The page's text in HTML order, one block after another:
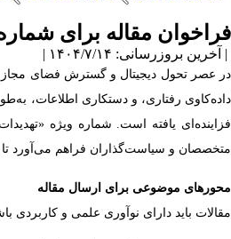
فراخوان مقاله برای
| آخرین بروزرسانی: ۱۴۰۴/۷/۱۴ |
در عصر تحول دیجیتال و گسترش فضای مجازی،
داده‌کاوی رفتاری، و دستکاری اطلاعات،
فزاینده‌ای یافته است. شماره ویژه
متخصصان و سیاست‌گذاران فراهم می‌آورد تا
محورهای موضوعی برای ارسال مقاله
مقالات باید دارای نوآوری علمی و کاربردی